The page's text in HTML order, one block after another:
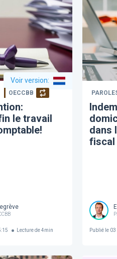
Belgique Société Royale
Voir version:
OECCBB
le travail
Lecture de 4min
dans
fiscal
Publié le03